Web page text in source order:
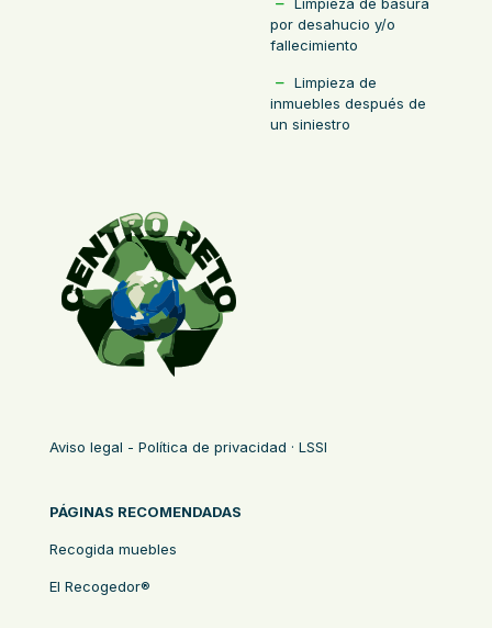
por desahucio y/o
fallecimiento
Limpieza de
inmuebles después de
un siniestro
Aviso legal - Política de privacidad · LSSI
PÁGINAS RECOMENDADAS
Recogida muebles
El Recogedor®